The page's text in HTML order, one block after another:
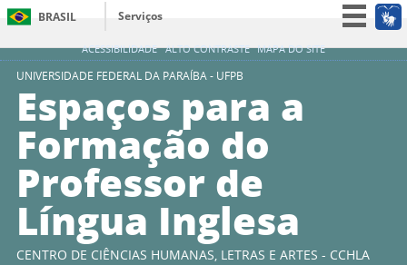
ACESSIBILIDADE ALTO CONTRASTE MAPA DO SITE
BRASIL
Serviços
Simplifique!
Acesso à informação
UNIVERSIDADE FEDERAL DA PARAÍBA - UFPB
Espaços para a
Formação do
Professor de
Língua Inglesa
CENTRO DE CIÊNCIAS HUMANAS, LETRAS E ARTES - CCHLA